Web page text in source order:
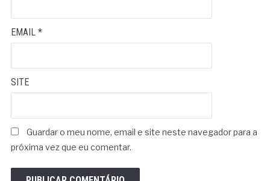
EMAIL *
SITE
Guardar o meu nome, email e site neste navegador para a
próxima vez que eu comentar.